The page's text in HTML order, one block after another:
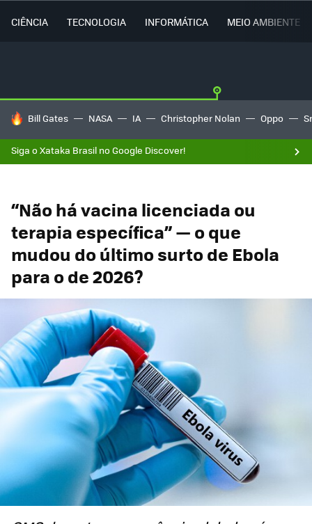
CIÊNCIA TECNOLOGIA INFORMÁTICA MEIO AMBIENTE
TENDÊNCIAS DO DIA
Bill Gates NASA IA Christopher Nolan Oppo
Siga o Xataka Brasil no Google Discover!
“Não há vacina licenciada ou
terapia específica” — o que
mudou do último surto de Ebola
para o de 2026?